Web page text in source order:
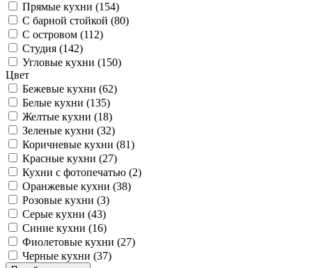
Прямые кухни (154)
С барной стойкой (80)
С островом (112)
Студия (142)
Угловые кухни (150)
Цвет
Бежевые кухни (62)
Белые кухни (135)
Желтые кухни (18)
Зеленые кухни (32)
Коричневые кухни (81)
Красные кухни (27)
Кухни с фотопечатью (2)
Оранжевые кухни (38)
Розовые кухни (3)
Серые кухни (43)
Синие кухни (16)
Фиолетовые кухни (27)
Черные кухни (37)